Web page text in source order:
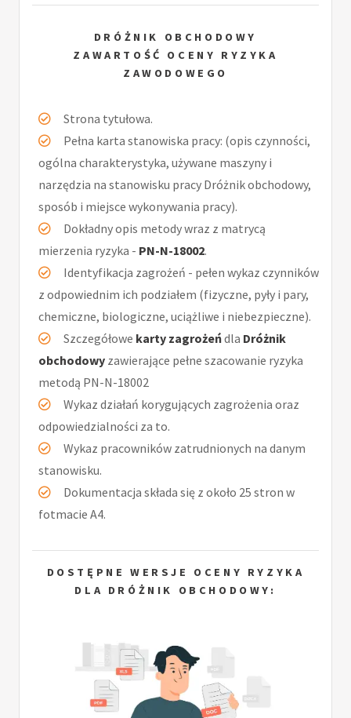
DRÓŻNIK OBCHODOWY
ZAWARTOŚĆ OCENY RYZYKA
ZAWODOWEGO
Strona tytułowa.
Pełna karta stanowiska pracy: (opis czynności,
ogólna charakterystyka, używane maszyny i
narzędzia na stanowisku pracy Dróżnik obchodowy,
sposób i miejsce wykonywania pracy).
Dokładny opis metody wraz z matrycą
mierzenia ryzyka - PN-N-18002.
Identyfikacja zagrożeń - pełen wykaz czynników
z odpowiednim ich podziałem (fizyczne, pyły i pary,
chemiczne, biologiczne, uciążliwe i niebezpieczne).
Szczegółowe karty zagrożeńdla Dróżnik
obchodowy zawierające pełne szacowanie ryzyka
metodą PN-N-18002
Wykaz działań korygujących zagrożenia oraz
odpowiedzialności za to.
Wykaz pracowników zatrudnionych na danym
stanowisku.
Dokumentacja składa się z około 25 stron w
fotmacie A4.
DOSTĘPNE WERSJE OCENY RYZYKA
DLA DRÓŻNIK OBCHODOWY: